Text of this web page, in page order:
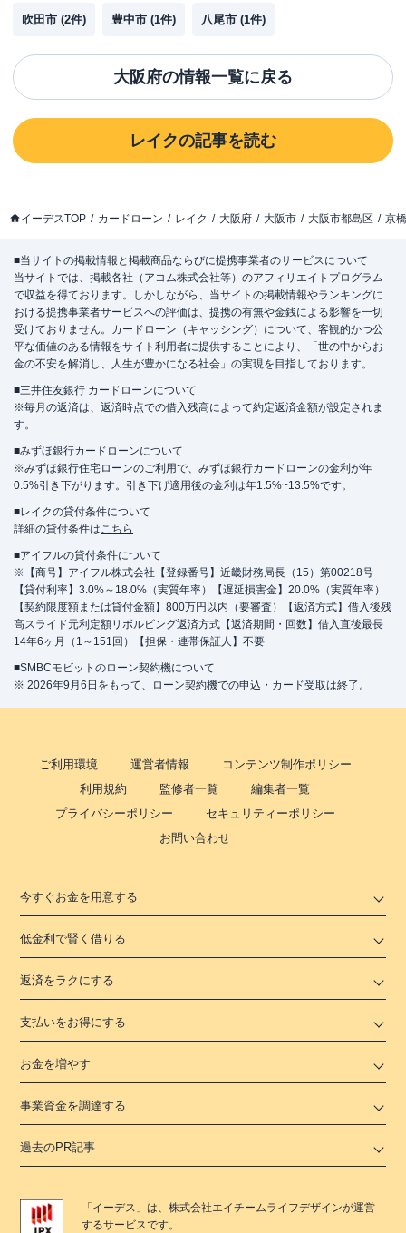
吹田市 (2件) 豊中市 (1件) 八尾市 (1件)
大阪府の情報一覧に戻る
レイクの記事を読む
イーデスTOP カードローン レイク 大阪府 大阪市 大阪市都島区 京
■当サイトの掲載情報と掲載商品ならびに提携事業者のサービスについて
当サイトでは、掲載各社（アコム株式会社等）のアフィリエイトプログラム
で収益を得ております。しかしながら、当サイトの掲載情報やランキングに
おける提携事業者サービスへの評価は、提携の有無や金銭による影響を一切
受けておりません。カードローン（キャッシング）について、客観的かつ公
平な価値のある情報をサイト利用者に提供することにより、「世の中からお
金の不安を解消し、人生が豊かになる社会」の実現を目指しております。
■三井住友銀行 カードローンについて
※毎月の返済は、返済時点での借入残高によって約定返済金額が設定されま
す。
■みずほ銀行カードローンについて
※みずほ銀行住宅ローンのご利用で、みずほ銀行カードローンの金利が年
0.5%引き下がります。引き下げ適用後の金利は年1.5%~13.5%です。
■レイクの貸付条件について
詳細の貸付条件はこちら
■アイフルの貸付条件について
※【商号】アイフル株式会社【登録番号】近畿財務局長（15）第00218号
【貸付利率】3.0%～18.0%（実質年率）【遅延損害金】20.0%（実質年率）
【契約限度額または貸付金額】800万円以内（要審査）【返済方式】借入後残
高スライド元利定額リボルビング返済方式【返済期間・回数】借入直後最長
14年6ヶ月（1～151回）【担保・連帯保証人】不要
■SMBCモビットのローン契約機について
※ 2026年9月6日をもって、ローン契約機での申込・カード受取は終了。
ご利用環境 運営者情報
コンテンツ制作ポリシー
利用規約
監修者一覧
編集者一覧
プライバシーポリシー
セキュリティーポリシー
お問い合わせ
今すぐお金を用意する
低金利で賢く借りる
返済をラクにする
支払いをお得にする
お金を増やす
事業資金を調達する
過去のPR記事
「 イーデス 」は、株式会社エイチームライフデザインが運営
するサービスです。